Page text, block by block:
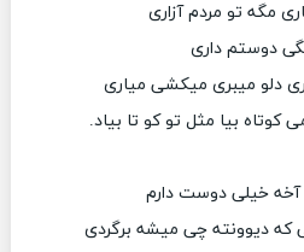
مگه تو مردم آزاری
دوستم داری
دلو میبری میکشی میاری
کوتاه بیا مثل تو کو تا بیاد.
آخه خیلی دوست دارم
که دیوونته چی میشه برگردی